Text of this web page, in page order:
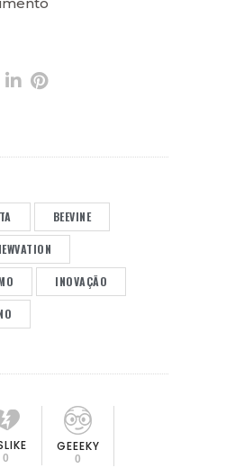
BEEVINE
INOVAÇÃO
0
GEEEKY
0